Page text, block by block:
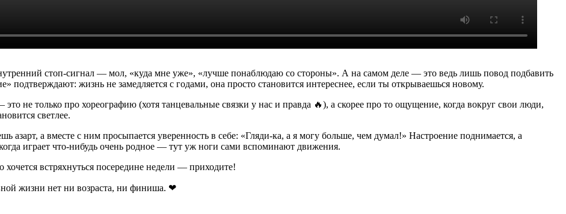
стоп-сигнал — мол, «куда мне уже», «лучше понаблюдаю со стороны». А на самом деле — это ведь лишь повод подбавить
подтверждают: жизнь не замедляется с годами, она просто становится интереснее, если ты открываешься новому.
не только про хореографию (хотя танцевальные связки у нас и правда 🔥), а скорее про то ощущение, когда вокруг свои люди,
светлее.
а вместе с ним просыпается уверенность в себе: «Гляди-ка, а я могу больше, чем думал!» Настроение поднимается, а
играет что-нибудь очень родное — тут уж ноги сами вспоминают движения.
встряхнуться посередине недели — приходите!
жизни нет ни возраста, ни финиша. ❤